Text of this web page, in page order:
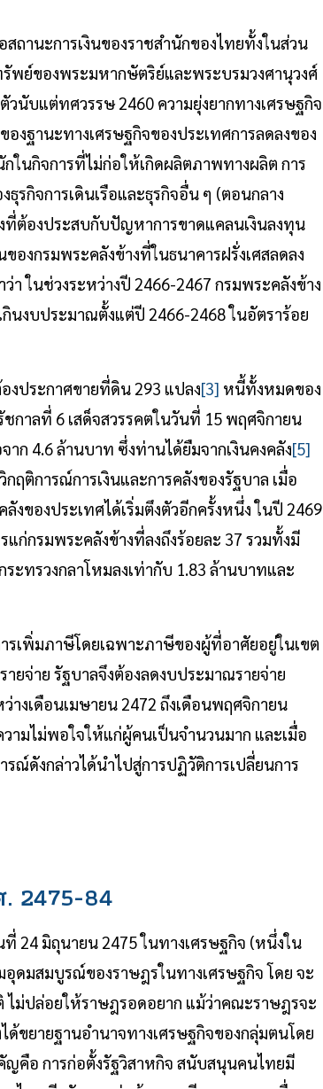
ถานะการเงินของราชสำนักของไทยทั้งในส่วน
พย์ของพระมหากษัตริย์และพระบรมวงศานุวงศ์
นับแต่ทศวรรษ 2460 ความยุ่งยากทางเศรษฐกิจ
งฐานะทางเศรษฐกิจของประเทศการลดลงของ
ในกิจการที่ไม่ก่อให้เกิดผลิตภาพทางผลิต การ
รกิจการเดินเรือและธุรกิจอื่น ๆ (ตอนกลาง
ต้องประสบกับปัญหาการขาดแคลนเงินลงทุน
องกรมพระคลังข้างที่ในธนาคารฝรั่งเศสลดลง
า ในช่วงระหว่างปี 2466-2467 กรมพระคลังข้าง
นงบประมาณตั้งแต่ปี 2466-2468 ในอัตราร้อย
งประกาศขายที่ดิน 293 แปลง[3] หนี้ทั้งหมดของ
ชกาลที่ 6 เสด็จสวรรคตในวันที่ 15 พฤศจิกายน
4.6 ล้านบาท ซึ่งท่านได้ยืมจากเงินคงคลัง[5]
ฤติการณ์การเงินและการคลังของรัฐบาล เมื่อ
งของประเทศได้เริ่มตึงตัวอีกครั้งหนึ่ง ในปี 2469
กรมพระคลังข้างที่ลงถึงร้อยละ 37 รวมทั้งมี
ะทรวงกลาโหมลงเท่ากับ 1.83 ล้านบาทและ
เพิ่มภาษีโดยเฉพาะภาษีของผู้ที่อาศัยอยู่ในเขต
ยจ่าย รัฐบาลจึงต้องลดงบประมาณรายจ่าย
างเดือนเมษายน 2472 ถึงเดือนพฤศจิกายน
วามไม่พอใจให้แก่ผู้คนเป็นจำนวนมาก และเมื่อ
ณ์ดังกล่าวได้นำไปสู่การปฏิวัติการเปลี่ยนการ
2475-84
24 มิถุนายน 2475 ในทางเศรษฐกิจ (หนึ่งใน
ดมสมบูรณ์ของราษฎรในทางเศรษฐกิจ โดย จะ
ไม่ปล่อยให้ราษฎรอดอยาก แม้ว่าคณะราษฎรจะ
ด้ขยายฐานอำนาจทางเศรษฐกิจของกลุ่มตนโดย
ญคือ การก่อตั้งรัฐวิสาหกิจ สนับสนุนคนไทยมี